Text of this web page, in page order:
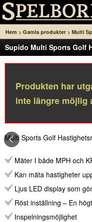
Hem > Gamla produkter > Multi
Supido Multi Sports Golf
Produkten har
inte längre möjlig
Multi Sports Golf
Mäter I både MPH och
Kan mäta hastigheter
Ljus LED display som
Röst inställning – En
Inspelningsmöjlighet